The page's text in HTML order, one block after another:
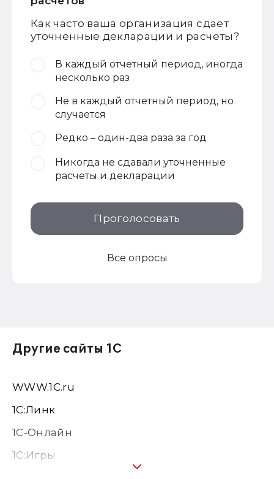
Как часто ваша организация сдает
уточненные декларации и расчеты?
В каждый отчетный период, иногда
несколько раз
Не в каждый отчетный период, но
случается
Редко – один-два раза за год
Никогда не сдавали уточненные
расчеты и декларации
Проголосовать
Все опросы
Другие сайты 1С
WWW.1С.ru
1С:Линк
1С-Онлайн
1C:Игры